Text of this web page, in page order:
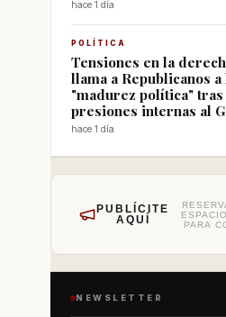
hace 1 día
POLÍTICA
Tensiones en la
llama a Republicanos a
"madurez política"
presiones internas al
hace 1 día
PUBLÍCITE
AQUÍ
PARA
NEWSLETTER